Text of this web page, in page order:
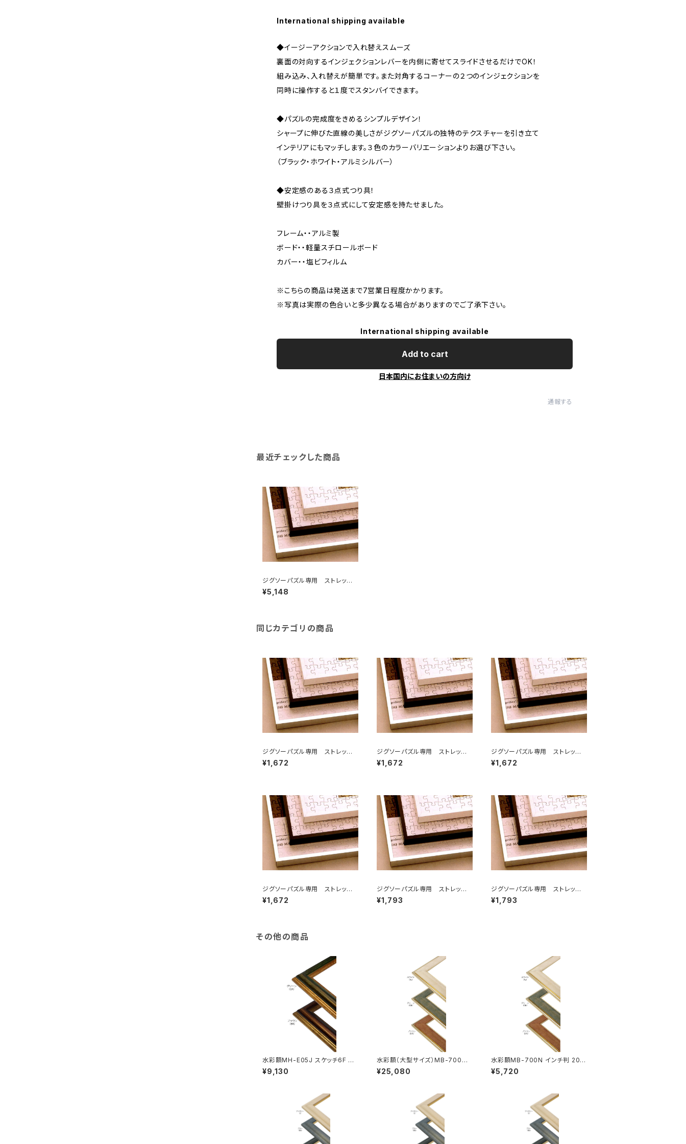
International shipping available
◆イージーアクションで入れ替えスムーズ
裏面の対向するインジェクションレバーを内側に寄せてスライドさせるだけでOK！
組み込み、入れ替えが簡単です。また対角するコーナーの２つのインジェクションを
同時に操作すると１度でスタンバイできます。
◆パズルの完成度をきめるシンプルデザイン！
シャープに伸びた直線の美しさがジグソーパズルの独特のテクスチャーを引き立て
インテリアにもマッチします。３色のカラーバリエーションよりお選び下さい。
（ブラック・ホワイト・アルミシルバー）
◆安定感のある３点式つり具！
壁掛けつり具を３点式にして安定感を持たせました。
フレーム・・アルミ製
ボード・・軽量スチロールボード
カバー・・塩ビフィルム
※こちらの商品は発送まで7営業日程度かかります。
※写真は実際の色合いと多少異なる場合がありますのでご了承下さい。
International shipping available
Add to cart
日本国内にお住まいの方向け
通報する
最近チェックした商品
ジグソーパズル専用 ストレッチラ
イン 620×920ミリ （15)
¥5,148
同じカテゴリの商品
ジグソーパズル専用 ストレッチラ
イン 250×340ミリ （2)
¥1,672
ジグソーパズル専用 ストレッチラ
イン 250×350ミリ （2T)
¥1,672
ジグソーパズル専用 ストレッチラ
イン 252×324ミリ （2ア）
¥1,672
ジグソーパズル専用 ストレッチラ
イン 215×300ミリ （2ロ)
¥1,672
ジグソーパズル専用 ストレッチラ
イン 260×380ミリ （3)
¥1,793
ジグソーパズル専用 ストレッチラ
イン 300×400ミリ （3Ｔ)
¥1,793
その他の商品
水彩額MH-E05J スケッチ6F 45
8×550ミリ
¥9,130
水彩額（大型サイズ）MB-700N
MO判 693×893ミリ
¥25,080
水彩額MB-700N インチ判 203
×254ミリ
¥5,720